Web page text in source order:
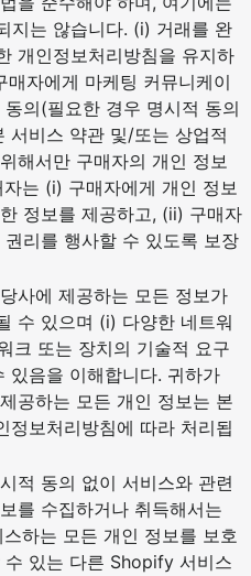
지는 않습니다. (i) 거래를 완
개인정보처리방침을 유지하
자에게 마케팅 커뮤니케이
의(필요한 경우 명시적 동의
서비스 약관 및/또는 상업적
해서만 구매자의 개인 정보
는 (i) 구매자에게 개인 정보
정보를 제공하고, (ii) 구매자
리를 행사할 수 있도록 보장
사에 제공하는 모든 정보가
수 있으며 (i) 다양한 네트워
크 또는 장치의 기술적 요구
있음을 이해합니다. 귀하가
공하는 모든 개인 정보는 본
보처리방침에 따라 처리됩
적 동의 없이 서비스와 관련
를 수집하거나 취득해서는
하는 모든 개인 정보를 보호
있는 다른 Shopify 서비스